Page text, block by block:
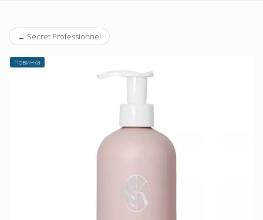
← Secret Professionnel
Новинка